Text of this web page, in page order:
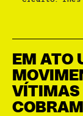
EM ATO
VÍTIMAS